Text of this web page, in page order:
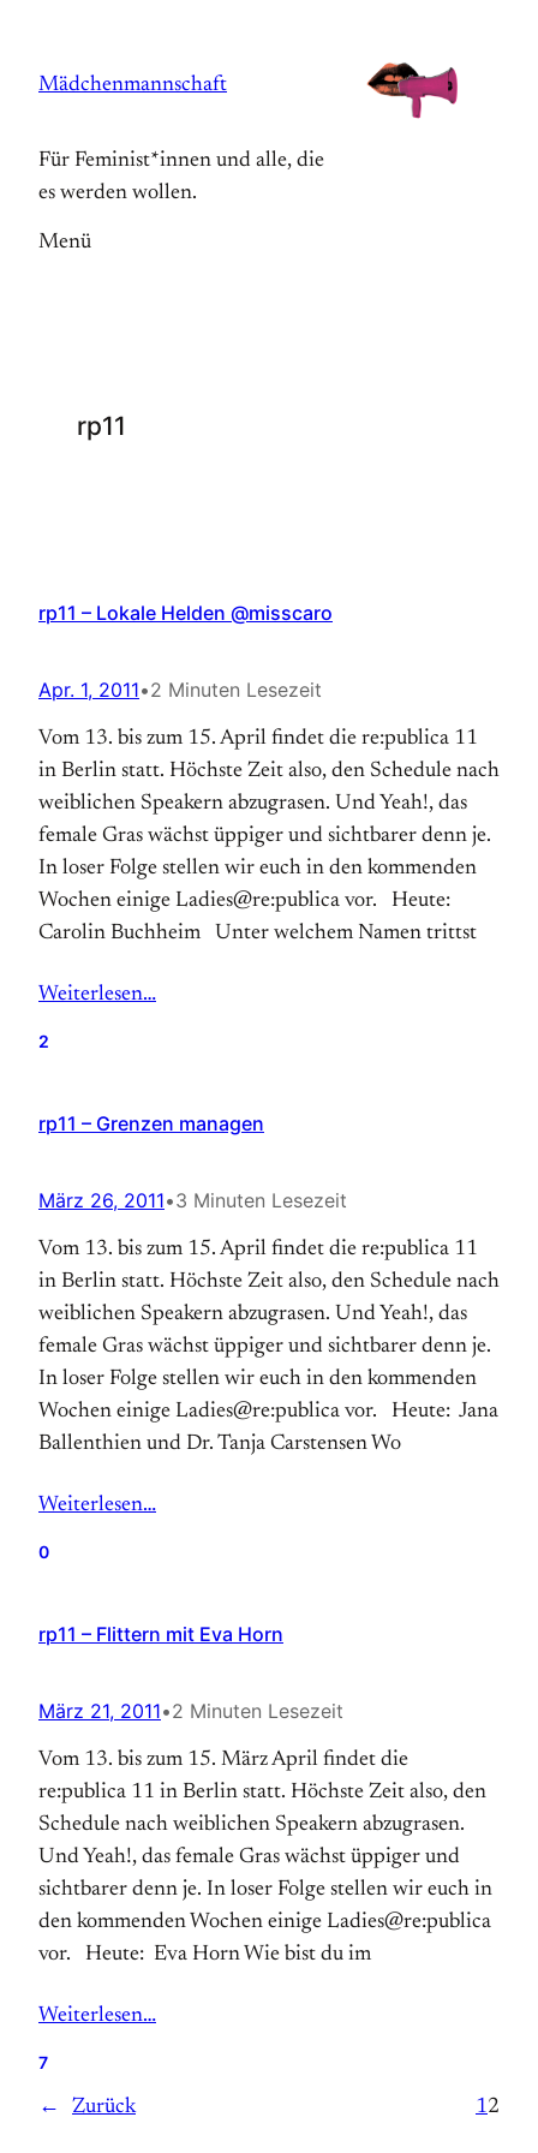
springen
Mädchenmannschaft
Für Feminist*innen und alle, die
es werden wollen.
Menü
rp11
rp11 – Lokale Helden @misscaro
Apr. 1, 2011•2 Minuten Lesezeit
Vom 13. bis zum 15. April findet die re:publica 11
in Berlin statt. Höchste Zeit also, den Schedule nach
weiblichen Speakern ab­zugrasen. Und Yeah!, das
female Gras wächst üppiger und sichtbarer denn je.
In loser Folge stellen wir euch in den kommenden
Wochen einige Ladies@re:publica vor. Heute:
Carolin Buchheim Unter welchem Namen trittst
Weiterlesen…
2
rp11 – Grenzen managen
März 26, 2011•3 Minuten Lesezeit
Vom 13. bis zum 15. April findet die re:publica 11
in Berlin statt. Höchste Zeit also, den Schedule nach
weiblichen Speakern ab­zugrasen. Und Yeah!, das
female Gras wächst üppiger und sichtbarer denn je.
In loser Folge stellen wir euch in den kommenden
Wochen einige Ladies@re:publica vor. Heute: Jana
Ballenthien und Dr. Tanja Carstensen Wo
Weiterlesen…
0
rp11 – Flittern mit Eva Horn
März 21, 2011•2 Minuten Lesezeit
Vom 13. bis zum 15. März April findet die
re:publica 11 in Berlin statt. Höchste Zeit also, den
Schedule nach weiblichen Speakern abzugrasen.
Und Yeah!, das female Gras wächst üppiger und
sichtbarer denn je. In loser Folge stellen wir euch in
den kommenden Wochen einige Ladies@re:publica
vor. Heute: Eva Horn Wie bist du im
Weiterlesen…
7
← Zurück 12